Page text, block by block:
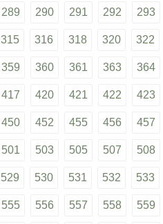
289 290 291 292 293
315 316 318 320 322
359 360 361 363 364
417 420 421 422 423
450 452 455 456 457
501 503 505 507 508
529 530 531 532 533
555 556 557 558 559